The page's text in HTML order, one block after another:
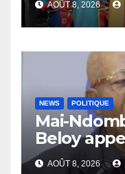
la nation
AOÛT 8, 2026
NEWS POLITIQUE
Mai-
Beloy
AOÛT 8, 2026